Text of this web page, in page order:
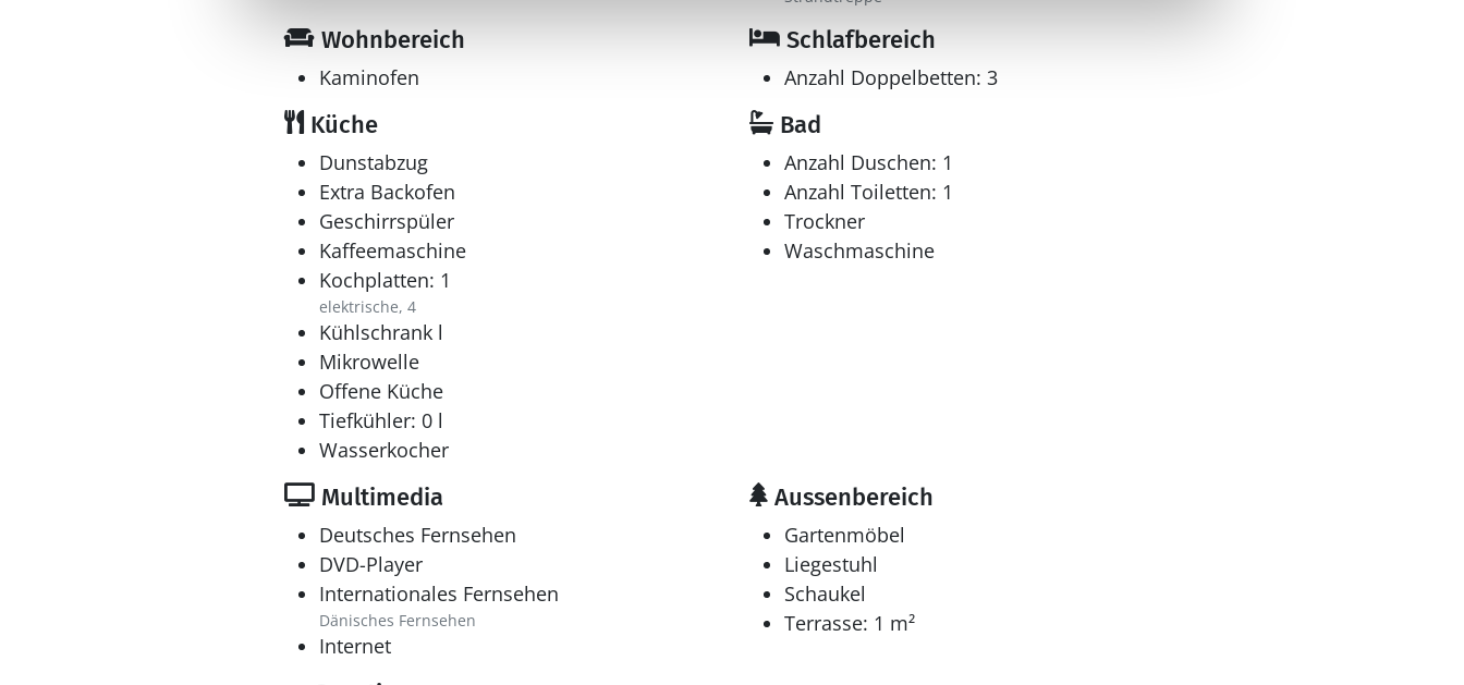
Wohnbereich
Kaminofen
Schlafbereich
Anzahl Doppelbetten: 3
Küche
Dunstabzug
Extra Backofen
Geschirrspüler
Kaffeemaschine
Kochplatten: 1
elektrische, 4
Kühlschrank l
Mikrowelle
Offene Küche
Tiefkühler: 0 l
Wasserkocher
Bad
Anzahl Duschen: 1
Anzahl Toiletten: 1
Trockner
Waschmaschine
Multimedia
Deutsches Fernsehen
DVD-Player
Internationales Fernsehen
Dänisches Fernsehen
Internet
Aussenbereich
Gartenmöbel
Liegestuhl
Schaukel
Terrasse: 1 m²